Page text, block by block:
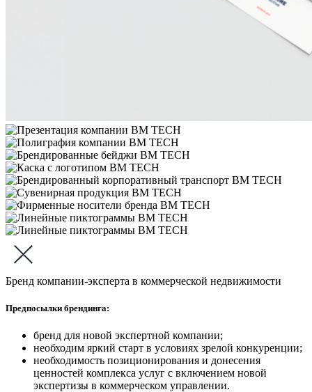
Бренд компании-эксперта в коммерческой недвижимости
Предпосылки брендинга:
бренд для новой экспертной компании;
необходим яркий старт в условиях зрелой конкуренции;
необходимость позиционирования и донесения
ценностей комплекса услуг с включением новой
экспертизы в коммерческом управлении.